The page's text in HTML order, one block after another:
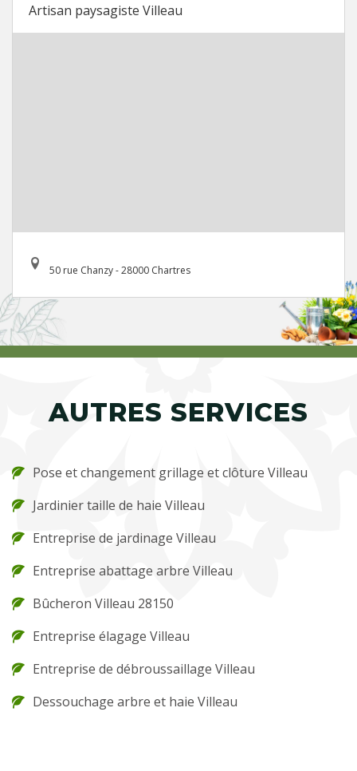
Artisan paysagiste Villeau
50 rue Chanzy - 28000 Chartres
AUTRES SERVICES
Pose et changement grillage et clôture Villeau
Jardinier taille de haie Villeau
Entreprise de jardinage Villeau
Entreprise abattage arbre Villeau
Bûcheron Villeau 28150
Entreprise élagage Villeau
Entreprise de débroussaillage Villeau
Dessouchage arbre et haie Villeau